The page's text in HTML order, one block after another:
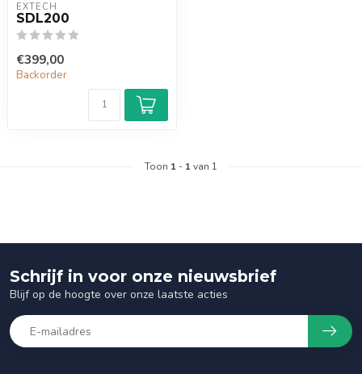
EXTECH
SDL200
€399,00
Backorder
Toon 1 - 1van 1
Schrijf in voor onze nieuwsbrief
Blijf op de hoogte over onze laatste acties